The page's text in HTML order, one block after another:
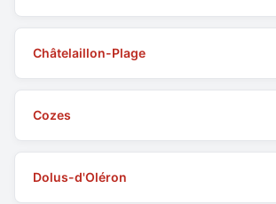
Châtelaillon-Plage
Cozes
Dolus-d'Oléron